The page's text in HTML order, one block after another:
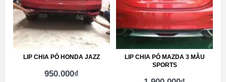
LIP CHIA PÔ HONDA JAZZ
950.000₫
LIP CHIA PÔ MAZDA 3 MẪU
SPORTS